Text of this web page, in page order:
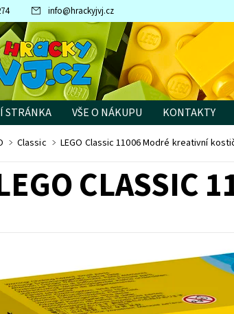
info@hrackyjvj.cz
STRÁNKA VŠE O NÁKUPU KONTAKTY
ZNAČKY
Classic LEGO Classic 11006 Modré kreativní
CLASSIC